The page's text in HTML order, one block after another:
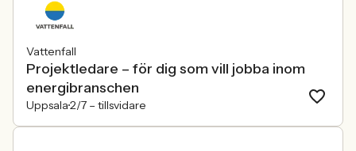
Vattenfall
Projektledare – för dig som vill jobba inom
energibranschen
Uppsala2/7 – tillsvidare